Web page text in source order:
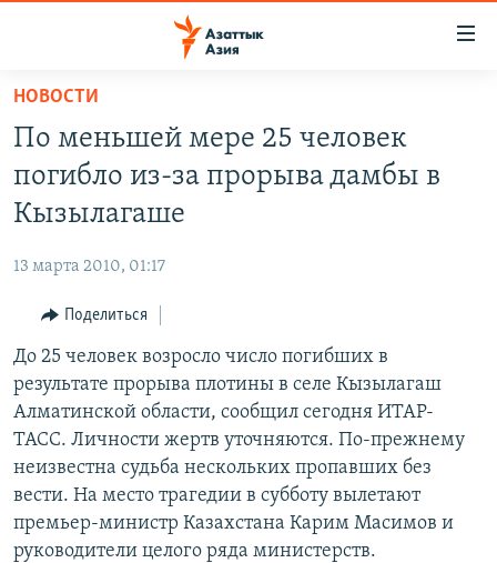
Вернуться
основному
содержанию
Вернутся
главной
навигации
Вернутся
поиску
КАЗАХСТАН
ТАДЖИКИСТАН
НОВОСТИ
ВОЙНА В УКРАИНЕ
ҚАЗАҚША
КЫРГЫЗЧА
ЎЗБЕКЧА
ТОҶИКӢ
TÜRKMENÇE
Все сайты РСЕ/РС
НОВОСТИ
По меньшей мере 25 человек
погибло из-за прорыва дамбы в
Кызылагаше
13 марта 2010, 01:17
Поделиться
До 25 человек возросло число погибших в
результате прорыва плотины в селе Кызылагаш
Алматинской области, сообщил сегодня ИТАР-
ТАСС. Личности жертв уточняются. По-прежнему
неизвестна судьба нескольких пропавших без
вести. На место трагедии в субботу вылетают
премьер-министр Казахстана Карим Масимов и
руководители целого ряда министерств.